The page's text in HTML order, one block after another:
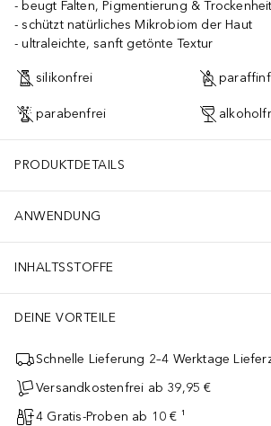
beugt Falten, Pigmentierung &
schützt natürliches Mikrobiom der Haut
ultraleichte, sanft getönte Textur
silikonfrei
parabenfrei
PRODUKTDETAILS
ANWENDUNG
INHALTSSTOFFE
DEINE VORTEILE
Schnelle Lieferung 2–4 Werktage
Versandkostenfrei ab 39,95 €
4 Gratis-Proben ab 10 € ¹